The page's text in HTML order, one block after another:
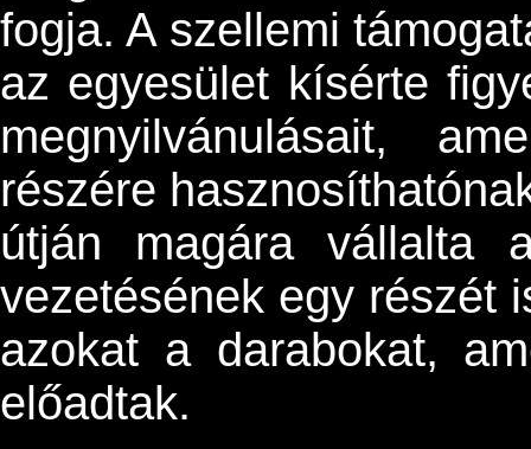
fogja. A szellemi
az egyesület kísérte
megnyilvánulásait,
részére
útján magára vállalta
vezetésének egy részét
azokat a darabokat,
előadtak.